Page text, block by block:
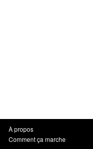
À propos
Comment ça marche